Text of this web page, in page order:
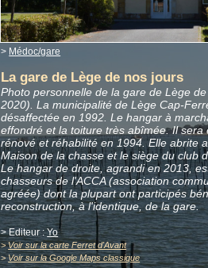
> Médoc/gare
La gare de Lège de nos jours
Photo personnelle de la gare de Lège
2020). La municipalité de Lège Cap-
désaffectée en 1992. Le hangar à
effondré et la toiture très abîmée. Il sera
rénové et réhabilité en 1994. Elle abrite
Maison de la chasse et le siège du club
Le hangar de droite, agrandi en 2013,
chasseurs de l'ACCA (association
agréée) dont la plupart ont participés
reconstruction, à l'identique, de la gare.
> Editeur :Yo
>Voir sur la carte Ferret d'Avant
>Voir sur la Google Maps classique